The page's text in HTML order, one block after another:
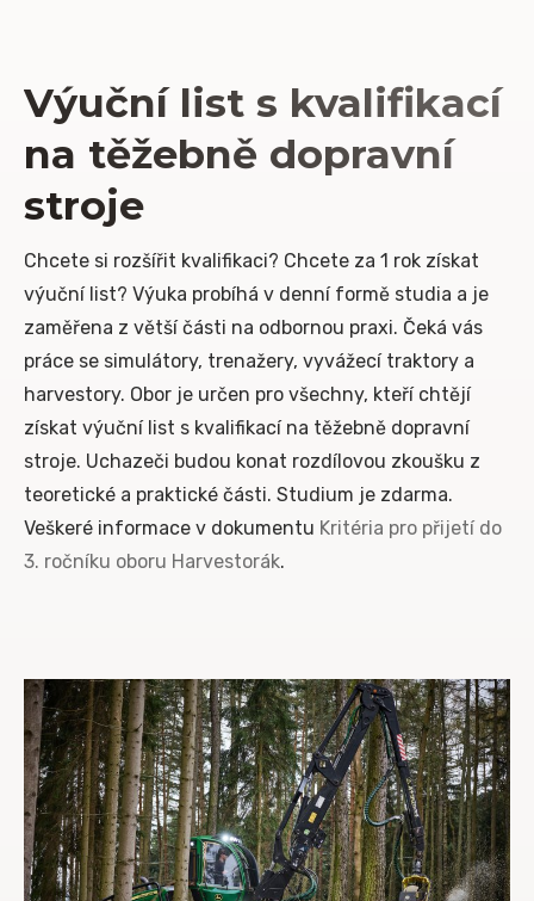
Výuční list s kvalifikací
na těžebně dopravní
stroje
Chcete si rozšířit kvalifikaci? Chcete za 1 rok získat
výuční list? Výuka probíhá v denní formě studia a je
zaměřena z větší části na odbornou praxi. Čeká vás
práce se simulátory, trenažery, vyvážecí traktory a
harvestory. Obor je určen pro všechny, kteří chtějí
získat výuční list s kvalifikací na těžebně dopravní
stroje. Uchazeči budou konat rozdílovou zkoušku z
teoretické a praktické části. Studium je zdarma.
Veškeré informace v dokumentu Kritéria pro přijetí do
3. ročníku oboru Harvestorák.